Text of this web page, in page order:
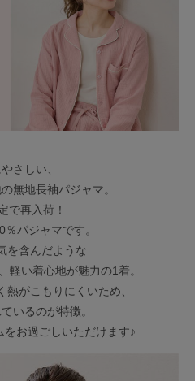
さしい、
無地長袖パジャマ。
で再入荷！
パジャマです。
を含んだような
軽い着心地が魅力の1着。
熱がこもりにくいため、
いるのが特徴。
お過ごしいただけます♪